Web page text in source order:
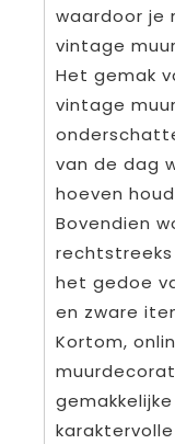
waardoor je
vintage
Het gemak
vintage
van de dag
hoeven
Bovendien
het gedoe
en zware
Kortom,